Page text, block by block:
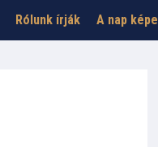
Rólunk írják A nap képe